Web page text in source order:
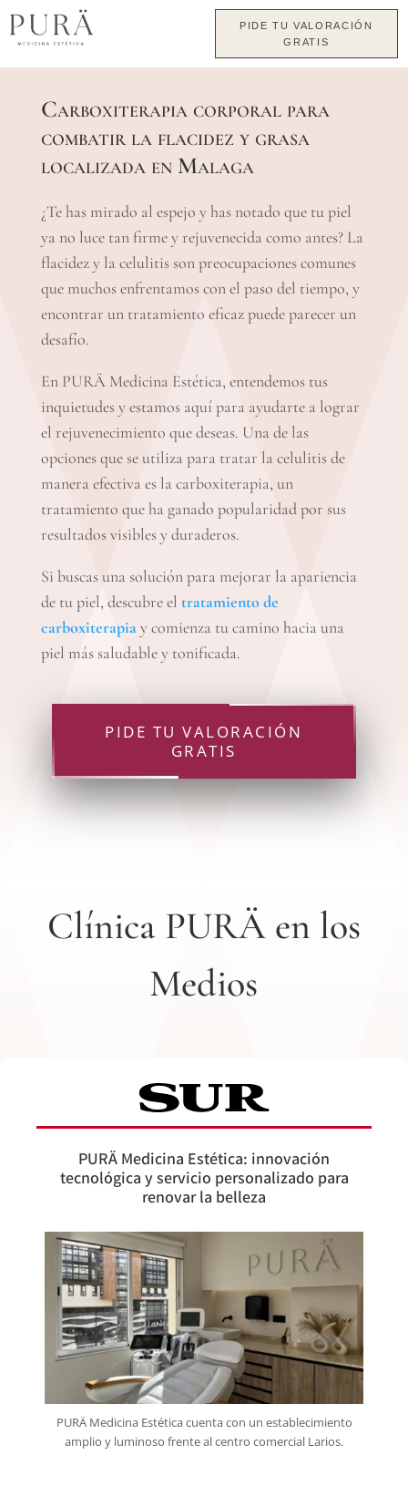
PIDE TU VALORACIÓN
GRATIS
Carboxiterapia corporal para
combatir la flacidez y grasa
localizada en Malaga
¿Te has mirado al espejo y has notado que tu piel
ya no luce tan firme y rejuvenecida como antes? La
flacidez y la celulitis son preocupaciones comunes
que muchos enfrentamos con el paso del tiempo, y
encontrar un tratamiento eficaz puede parecer un
desafío.
En PURÄ Medicina Estética, entendemos tus
inquietudes y estamos aquí para ayudarte a lograr
el rejuvenecimiento que deseas. Una de las
opciones que se utiliza para tratar la celulitis de
manera efectiva es la carboxiterapia, un
tratamiento que ha ganado popularidad por sus
resultados visibles y duraderos.
Si buscas una solución para mejorar la apariencia
de tu piel, descubre el tratamiento de
carboxiterapiay comienza tu camino hacia una
piel más saludable y tonificada.
PIDE TU VALORACIÓN
GRATIS
Clínica PURÄ en los
Medios
PURÄ Medicina Estética: innovación
tecnológica y servicio personalizado para
renovar la belleza
PURÄ Medicina Estética cuenta con un establecimiento
amplio y luminoso frente al centro comercial Larios.